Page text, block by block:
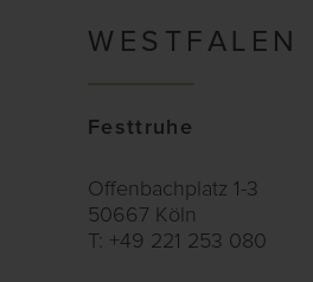
WESTFALEN
Festtruhe
Offenbachplatz 1-3
50667 Köln
T: +49 221 253 080